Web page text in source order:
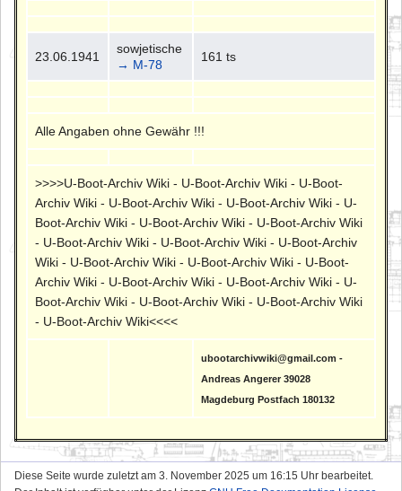
23.06.1941
sowjetische
→ M-78
161 ts
Alle Angaben ohne Gewähr !!!
>>>>U-Boot-Archiv Wiki - U-Boot-Archiv Wiki - U-Boot-
Archiv Wiki - U-Boot-Archiv Wiki - U-Boot-Archiv Wiki - U-
Boot-Archiv Wiki - U-Boot-Archiv Wiki - U-Boot-Archiv Wiki
- U-Boot-Archiv Wiki - U-Boot-Archiv Wiki - U-Boot-Archiv
Wiki - U-Boot-Archiv Wiki - U-Boot-Archiv Wiki - U-Boot-
Archiv Wiki - U-Boot-Archiv Wiki - U-Boot-Archiv Wiki - U-
Boot-Archiv Wiki - U-Boot-Archiv Wiki - U-Boot-Archiv Wiki
- U-Boot-Archiv Wiki<<<<
ubootarchivwiki@gmail.com -
Andreas Angerer 39028
Magdeburg Postfach 180132
Diese Seite wurde zuletzt am 3. November 2025 um 16:15 Uhr bearbeitet.